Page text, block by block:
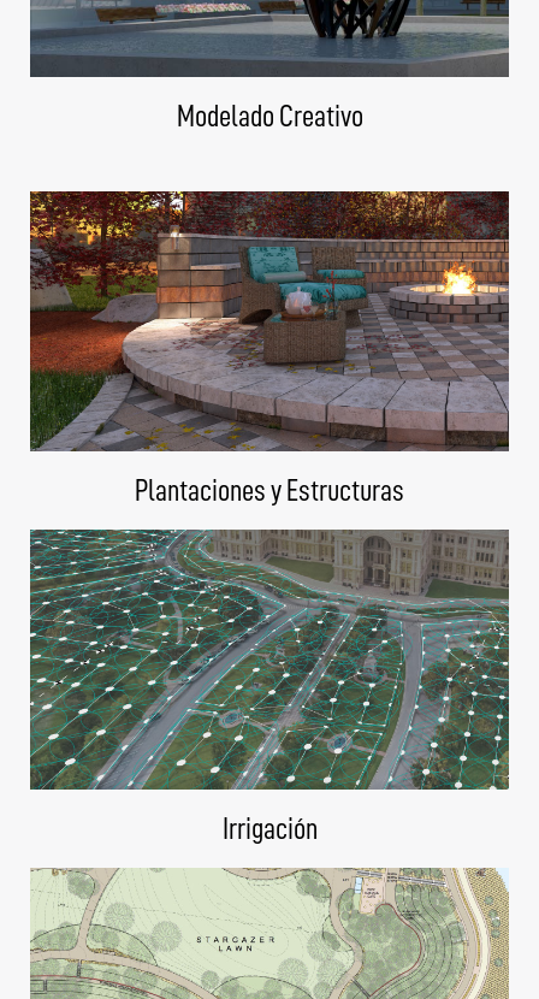
Modelado Creativo
Plantaciones y Estructuras
Irrigación